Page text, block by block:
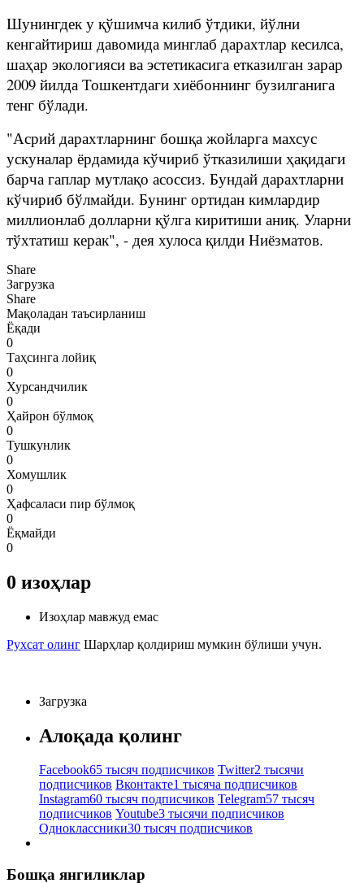
Шунингдек у қўшимча килиб ўтдики, йўлни
кенгайтириш давомида минглаб дарахтлар кесилса,
шаҳар экологияси ва эстетикасига етказилган зарар
2009 йилда Тошкентдаги хиёбоннинг бузилганига
тенг бўлади.
"Асрий дарахтларнинг бошқа жойларга махсус
ускуналар ёрдамида кўчириб ўтказилиши ҳақидаги
барча гаплар мутлақо асоссиз. Бундай дарахтларни
кўчириб бўлмайди. Бунинг ортидан кимлардир
миллионлаб долларни қўлга киритиши аниқ. Уларни
тўхтатиш керак", - дея хулоса қилди Ниёзматов.
Share
Загрузка
Share
Мақоладан таъсирланиш
Ёқади
0
Таҳсинга лойиқ
0
Хурсандчилик
0
Ҳайрон бўлмоқ
0
Тушкунлик
0
Хомушлик
0
Ҳафсаласи пир бўлмоқ
0
Ёқмайди
0
0 изоҳлар
Изоҳлар мавжуд емас
Рухсат олинг Шарҳлар қолдириш мумкин бўлиши учун.
Загрузка
Алоқада қолинг
Facebook65 тысяч подписчиков Twitter2 тысячи
подписчиков Вконтакте1 тысяча подписчиков
Instagram60 тысяч подписчиков Telegram57 тысяч
подписчиков Youtube3 тысячи подписчиков
Одноклассники30 тысяч подписчиков
Бошқа янгиликлар